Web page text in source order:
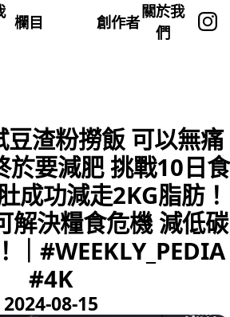
欄目 創作者
關於我
們
渣粉撈飯 可以無痛
於要減肥 挑戰10日食
成功減走2KG脂肪！
解決糧食危機 減低碳
｜#WEEKLY_PEDIA
#4K
2024-08-15